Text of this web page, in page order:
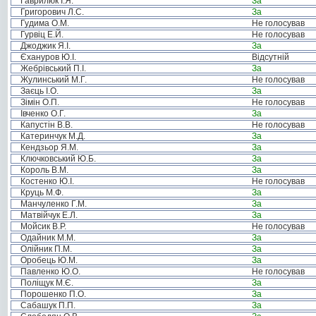
Григорович Л.С.
За
Гудима О.М.
Не голосував
Гурвіц Е.Й.
Не голосував
Джоджик Я.І.
За
Єхануров Ю.І.
Відсутній
Жебрівський П.І.
За
Жулинський М.Г.
Не голосував
Заєць І.О.
За
Зімін О.П.
Не голосував
Івченко О.Г.
За
Капустін В.В.
Не голосував
Катеринчук М.Д.
За
Кендзьор Я.М.
За
Ключковський Ю.Б.
За
Король В.М.
За
Костенко Ю.І.
Не голосував
Круць М.Ф.
За
Манчуленко Г.М.
За
Матвійчук Е.Л.
За
Мойсик В.Р.
Не голосував
Одайник М.М.
За
Олійник П.М.
За
Оробець Ю.М.
За
Павленко Ю.О.
Не голосував
Поліщук М.Є.
За
Порошенко П.О.
За
Сабашук П.П.
За